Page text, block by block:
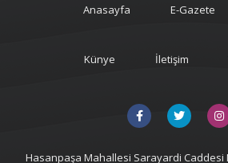
Anasayfa E-Gazete
Künye İletişim
Hasanpaşa Mahallesi Sarayardi Caddesi